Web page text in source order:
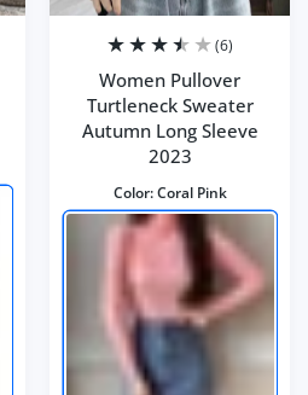
(6)
Women Pullover
Turtleneck Sweater
Autumn Long Sleeve
2023
Color:Coral Pink